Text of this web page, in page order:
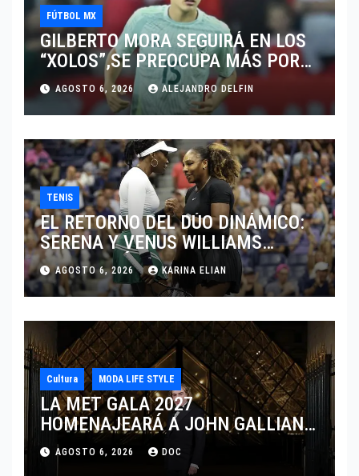
FÚTBOL MX
GILBERTO MORA SEGUIRÁ EN LOS
“XOLOS”,SE PREOCUPA MÁS POR
JUGAR EN SU EQUIPO.
AGOSTO 6, 2026 ALEJANDRO DELFIN
TENIS
EL RETORNO DEL DÚO DINÁMICO:
SERENA Y VENUS WILLIAMS
DISPUTARÁN LOS DOBLES EN
CINCINNATI 2026
AGOSTO 6, 2026 KARINA ELIAN
Cultura MODA LIFE STYLE
LA MET GALA 2027
HOMENAJEARÁ A JOHN GALLIANO
MARCANDO EL REGRESO DEL REY
DEL DRAMATISMO
AGOSTO 6, 2026 DOC